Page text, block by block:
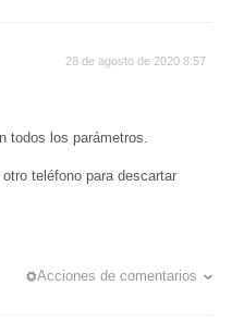
28 de agosto de 2020 8:57
todos los parámetros.
teléfono para descartar
Acciones de comentarios